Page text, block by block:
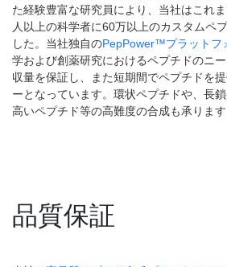
た経験豊富な研究員により、当社はこれ
人以上の科学者に60万以上のカスタムペ
した。当社独自のPepPower™プラットフ
学および創薬研究におけるペプチドのニー
収量を保証し、また短期間でペプチドを
ーとなっています。環状ペプチドや、長
高いペプチド等の高難度の合成も承ります
品質保証